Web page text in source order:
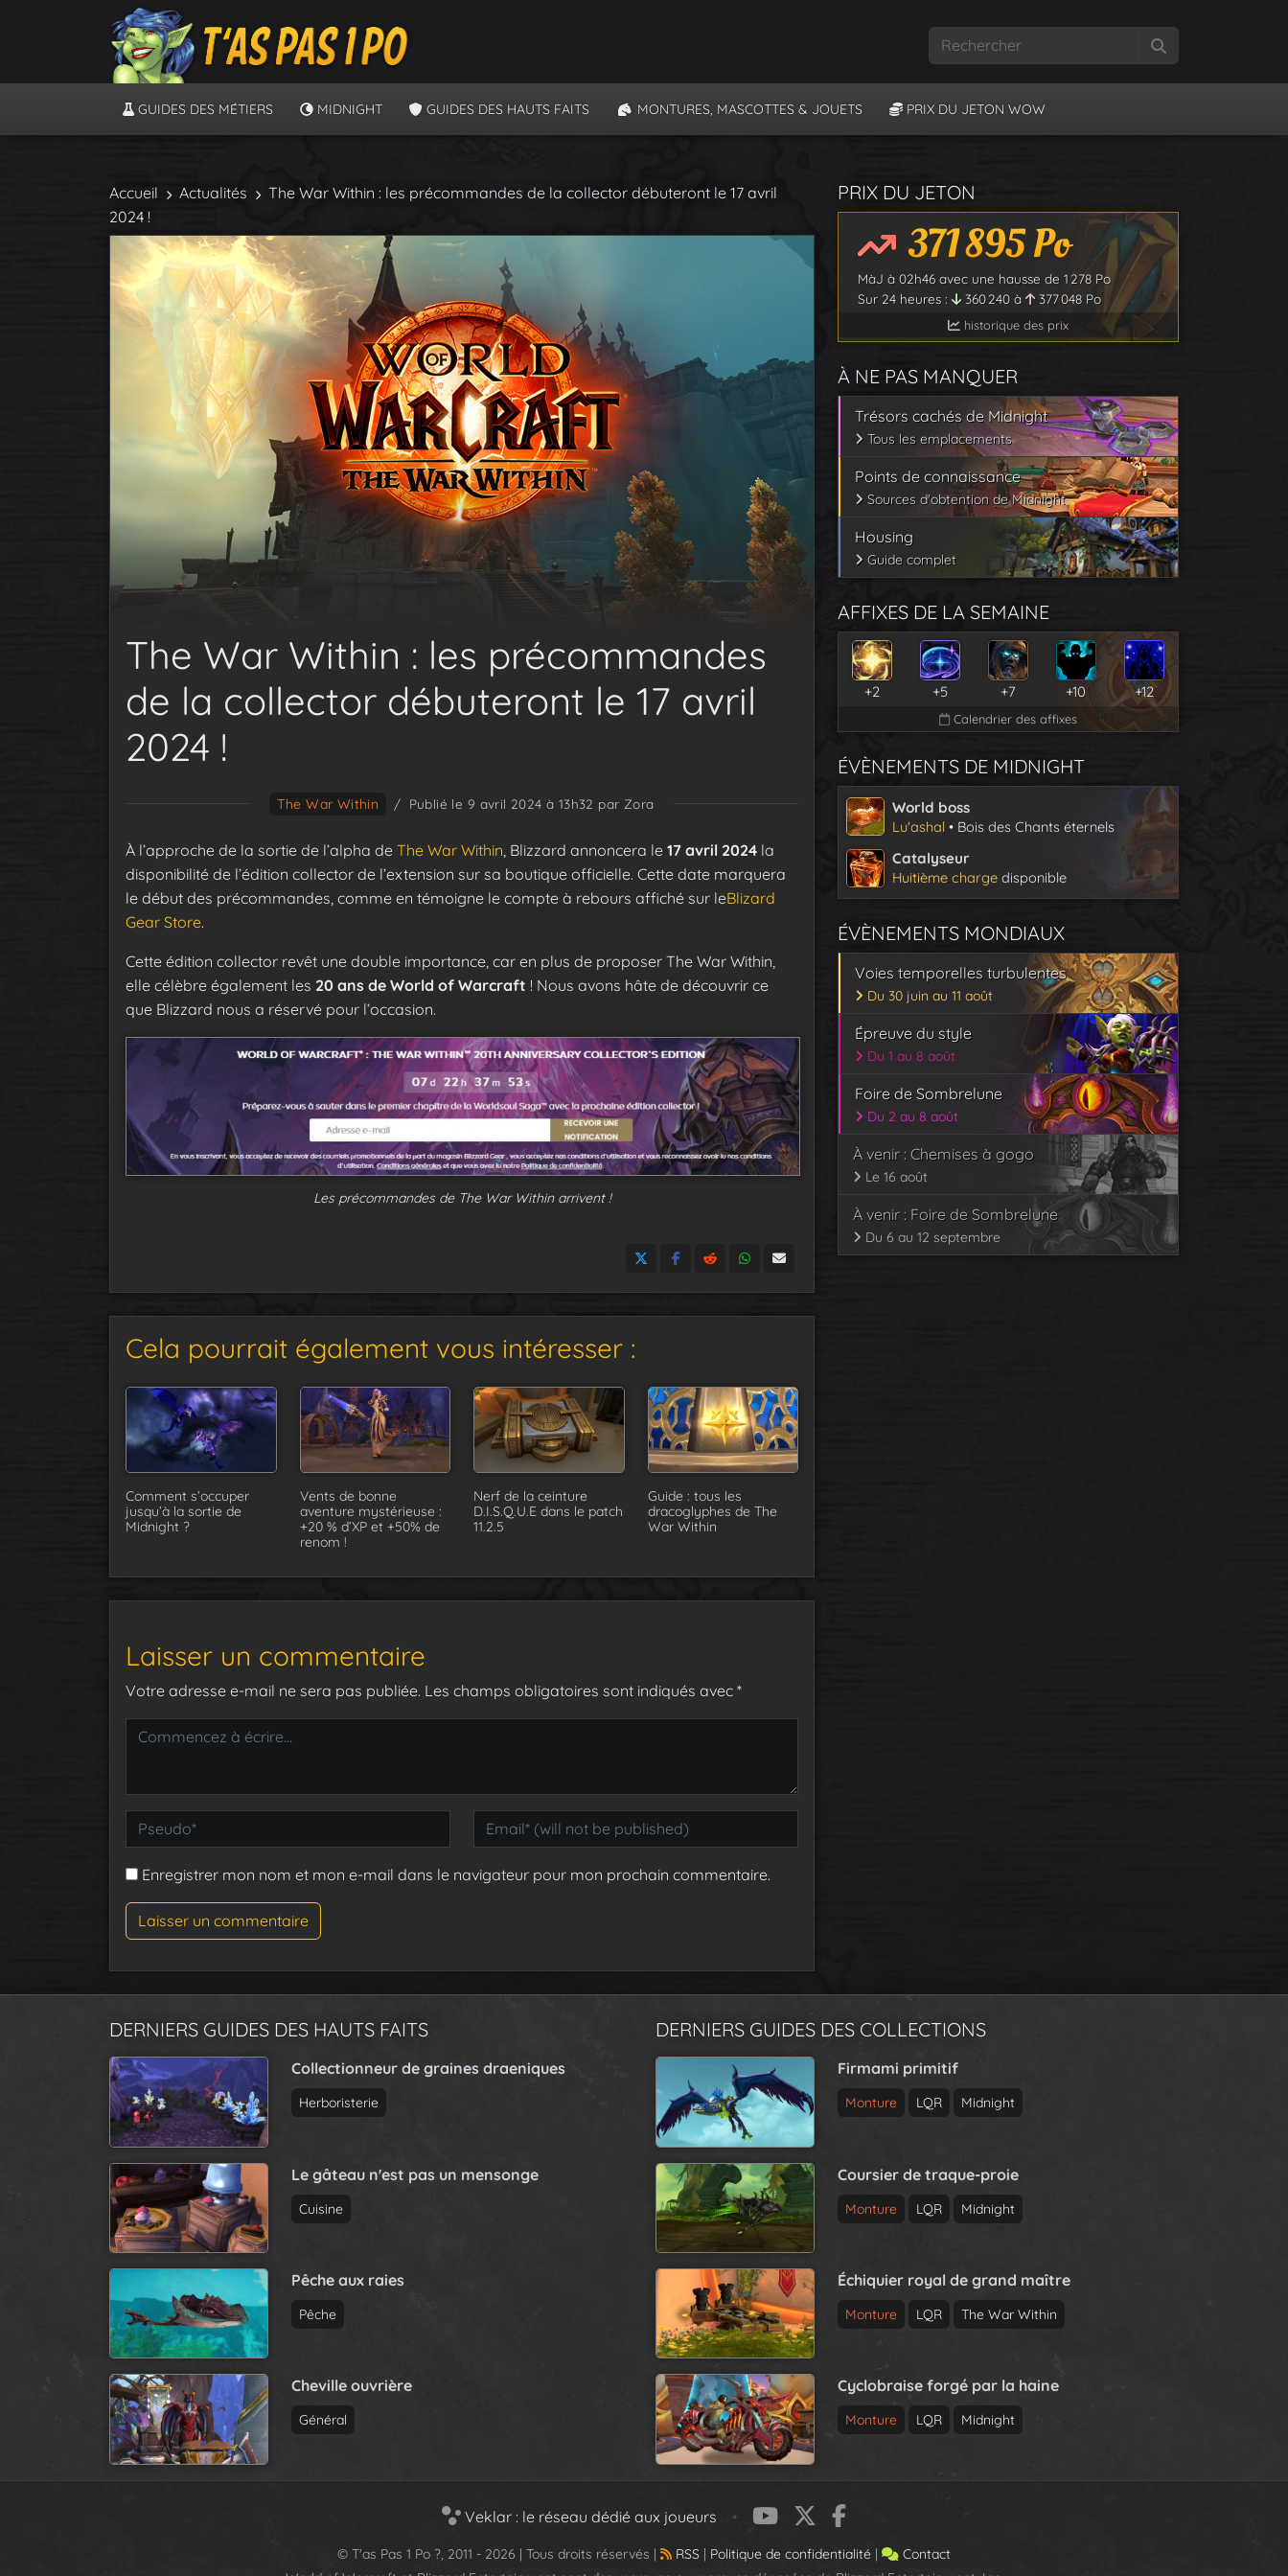
GUIDES DES MÉTIERS MIDNIGHT GUIDES DES HAUTS FAITS MONTURES, MASCOTTES & JOUETS PRIX DU JETON WOW
Accueil Actualités
The War Within : les précommandes de la collector débuteront le 17 avril
2024 !
The War Within : les précommandes
de la collector débuteront le 17 avril
2024 !
The War Within / Publié le 9 avril 2024 à 13h32 par Zora
À l’approche de la sortie de l’alpha de The War Within , Blizzard annoncera le 17 avril 2024 la
disponibilité de l’édition collector de l’extension sur sa boutique officielle. Cette date marquera
le début des précommandes, comme en témoigne le compte à rebours affiché sur leBlizard
Gear Store.
Cette édition collector revêt une double importance, car en plus de proposer The War Within,
elle célèbre également les 20 ans de World of Warcraft ! Nous avons hâte de découvrir ce
que Blizzard nous a réservé pour l’occasion.
Les précommandes de The War Within arrivent !
Cela pourrait également vous intéresser :
Comment s’occuper
jusqu’à la sortie de
Midnight ?
Vents de bonne
aventure mystérieuse :
+20 % d’XP et +50% de
renom !
Nerf de la ceinture
D.I.S.Q.U.E dans le patch
11.2.5
Guide : tous les
dracoglyphes de The
War Within
Laisser un commentaire
Votre adresse e-mail ne sera pas publiée. Les champs obligatoires sont indiqués avec *
Enregistrer mon nom et mon e-mail dans le navigateur pour mon prochain commentaire.
PRIX DU JETON
371 895Po
MàJ à 02h46 avec une hausse de 1 278 Po
Sur 24 heures :
360 240 à 377 048 Po
historique des prix
À NE PAS MANQUER
Trésors cachés de Midnight
Tous les emplacements
Points de connaissance
Sources d'obtention de Midnight
Housing
Guide complet
AFFIXES DE LA SEMAINE
+2 +5 +7 +10 +12
Calendrier des affixes
ÉVÈNEMENTS DE MIDNIGHT
World boss
Lu'ashal • Bois des Chants éternels
Catalyseur
Huitième charge disponible
ÉVÈNEMENTS MONDIAUX
Voies temporelles turbulentes
Du 30 juin au 11 août
Épreuve du style
Du 1 au 8 août
Foire de Sombrelune
Du 2 au 8 août
À venir : Chemises à gogo
Le 16 août
À venir : Foire de Sombrelune
Du 6 au 12 septembre
DERNIERS GUIDES DES HAUTS FAITS
Collectionneur de graines draeniques
Herboristerie
Le gâteau n'est pas un mensonge
Cuisine
Pêche aux raies
Pêche
Cheville ouvrière
Général
DERNIERS GUIDES DES COLLECTIONS
Firmami primitif
Monture LQR Midnight
Coursier de traque-proie
Monture LQR Midnight
Échiquier royal de grand maître
Monture LQR The War Within
Cyclobraise forgé par la haine
Monture LQR Midnight
Veklar : le réseau dédié aux joueurs •
© T'as Pas 1 Po ?, 2011 - 2026 | Tous droits réservés | RSS Politique de confidentialité
Contact